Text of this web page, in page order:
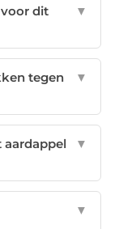
dit
▼
tegen
▼
aardappel
▼
▼